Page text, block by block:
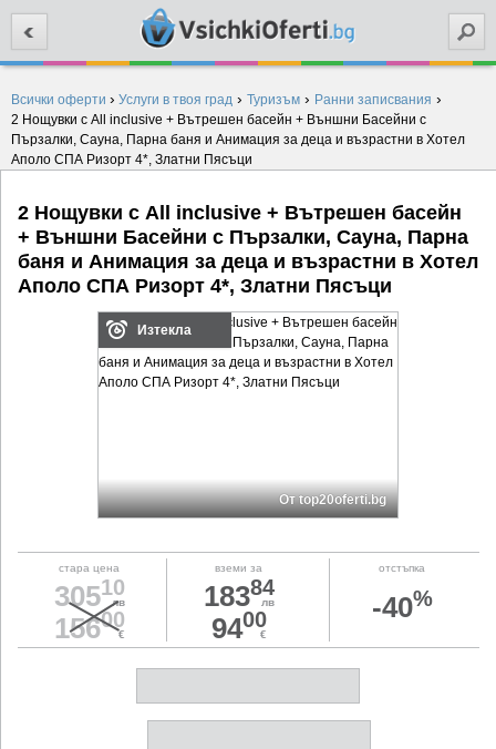
Всички оферти › Услуги в твоя град › Туризъм › Ранни записвания ›
2 Нощувки с All inclusive + Вътрешен басейн + Външни Басейни с
Пързалки, Сауна, Парна баня и Анимация за деца и възрастни в Хотел
Аполо СПА Ризорт 4*, Златни Пясъци
2 Нощувки с All inclusive + Вътрешен басейн
+ Външни Басейни с Пързалки, Сауна, Парна
баня и Анимация за деца и възрастни в Хотел
Аполо СПА Ризорт 4*, Златни Пясъци
Изтекла
От top20oferti.bg
стара цена
30510
лв
15600
€
вземи за
18384
лв
9400
€
отстъпка
-40%